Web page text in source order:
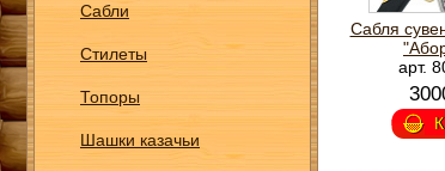
Сабли
Стилеты
Топоры
Шашки казачьи
Сабля
арт.